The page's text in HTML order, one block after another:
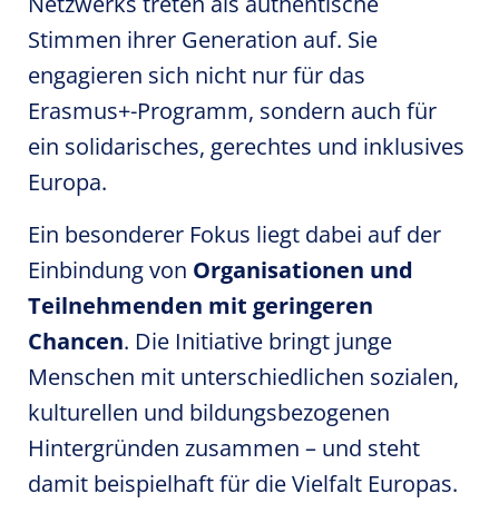
Stimmen ihrer Generation auf. Sie
engagieren sich nicht nur für das
Erasmus+-Programm, sondern auch für
ein solidarisches, gerechtes und inklusives
Europa.
Ein besonderer Fokus liegt dabei auf der
Einbindung von Organisationen und
Teilnehmenden mit geringeren
Chancen. Die Initiative bringt junge
Menschen mit unterschiedlichen sozialen,
kulturellen und bildungsbezogenen
Hintergründen zusammen – und steht
damit beispielhaft für die Vielfalt Europas.